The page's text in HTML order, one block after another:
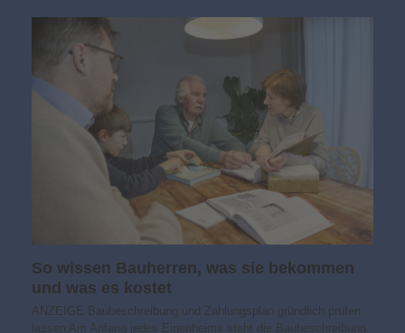
So wissen Bauherren, was sie bekommen
und was es kostet
ANZEIGE Baubeschreibung und Zahlungsplan gründlich prüfen
lassen Am Anfang jedes Eigenheims steht die Baubeschreibung.